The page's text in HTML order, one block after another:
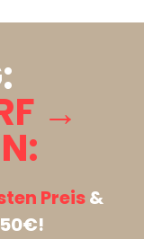
→
Preis&